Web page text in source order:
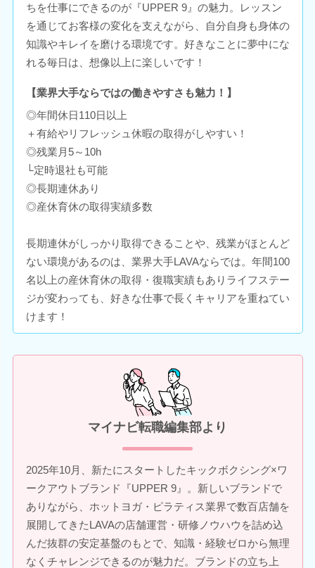
ちを仕事にできるのが『UPPER 9』の魅力。レッスン
を通じてお客様の変化を支えながら、自分自身も身体の
知識やキレイを磨ける環境です。好きなことに夢中にな
れる毎日は、想像以上に楽しいです！
【業界大手ならではの働きやすさも魅力！】
◎年間休日110日以上
＋有給やリフレッシュ休暇の取得がしやすい！
◎残業月5～10h
└定時退社も可能
◎長期連休あり
◎産休育休の取得実績多数
長期連休がしっかり取得できることや、残業がほとんど
ない環境があるのは、業界大手LAVAならでは。年間100
名以上の産休育休の取得・復職実績もありライフステー
ジが変わっても、好きな仕事で長くキャリアを重ねてい
けます！
マイナビ転職編集部より
2025年10月、新たにスタートしたキックボクシング×ワ
ークアウトブランド『UPPER 9』。新しいブランドで
ありながら、ホットヨガ・ピラティス業界で数百店舗を
展開してきたLAVAの店舗運営・研修ノウハウを詰め込
んだ抜群の安定基盤のもとで、知識・経験ゼロから無理
なくチャレンジできるのが魅力だ。ブランドの立ち上